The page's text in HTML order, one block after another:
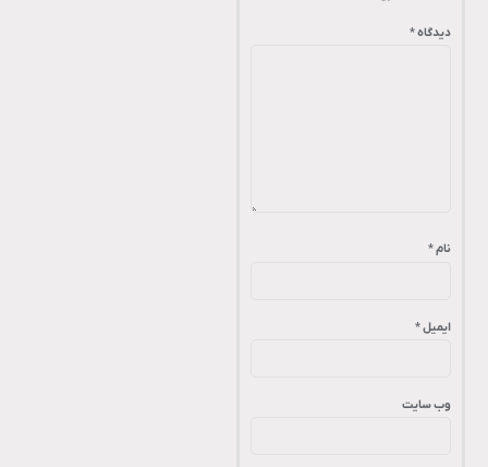
دیدگاه*
ایمیل*
وب‌ سایت